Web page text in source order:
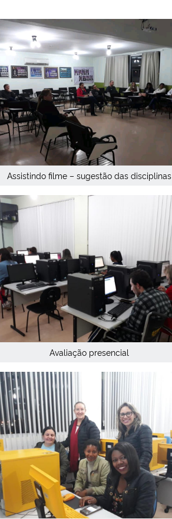
Assistindo filme – sugestão das disciplinas
Avaliação presencial